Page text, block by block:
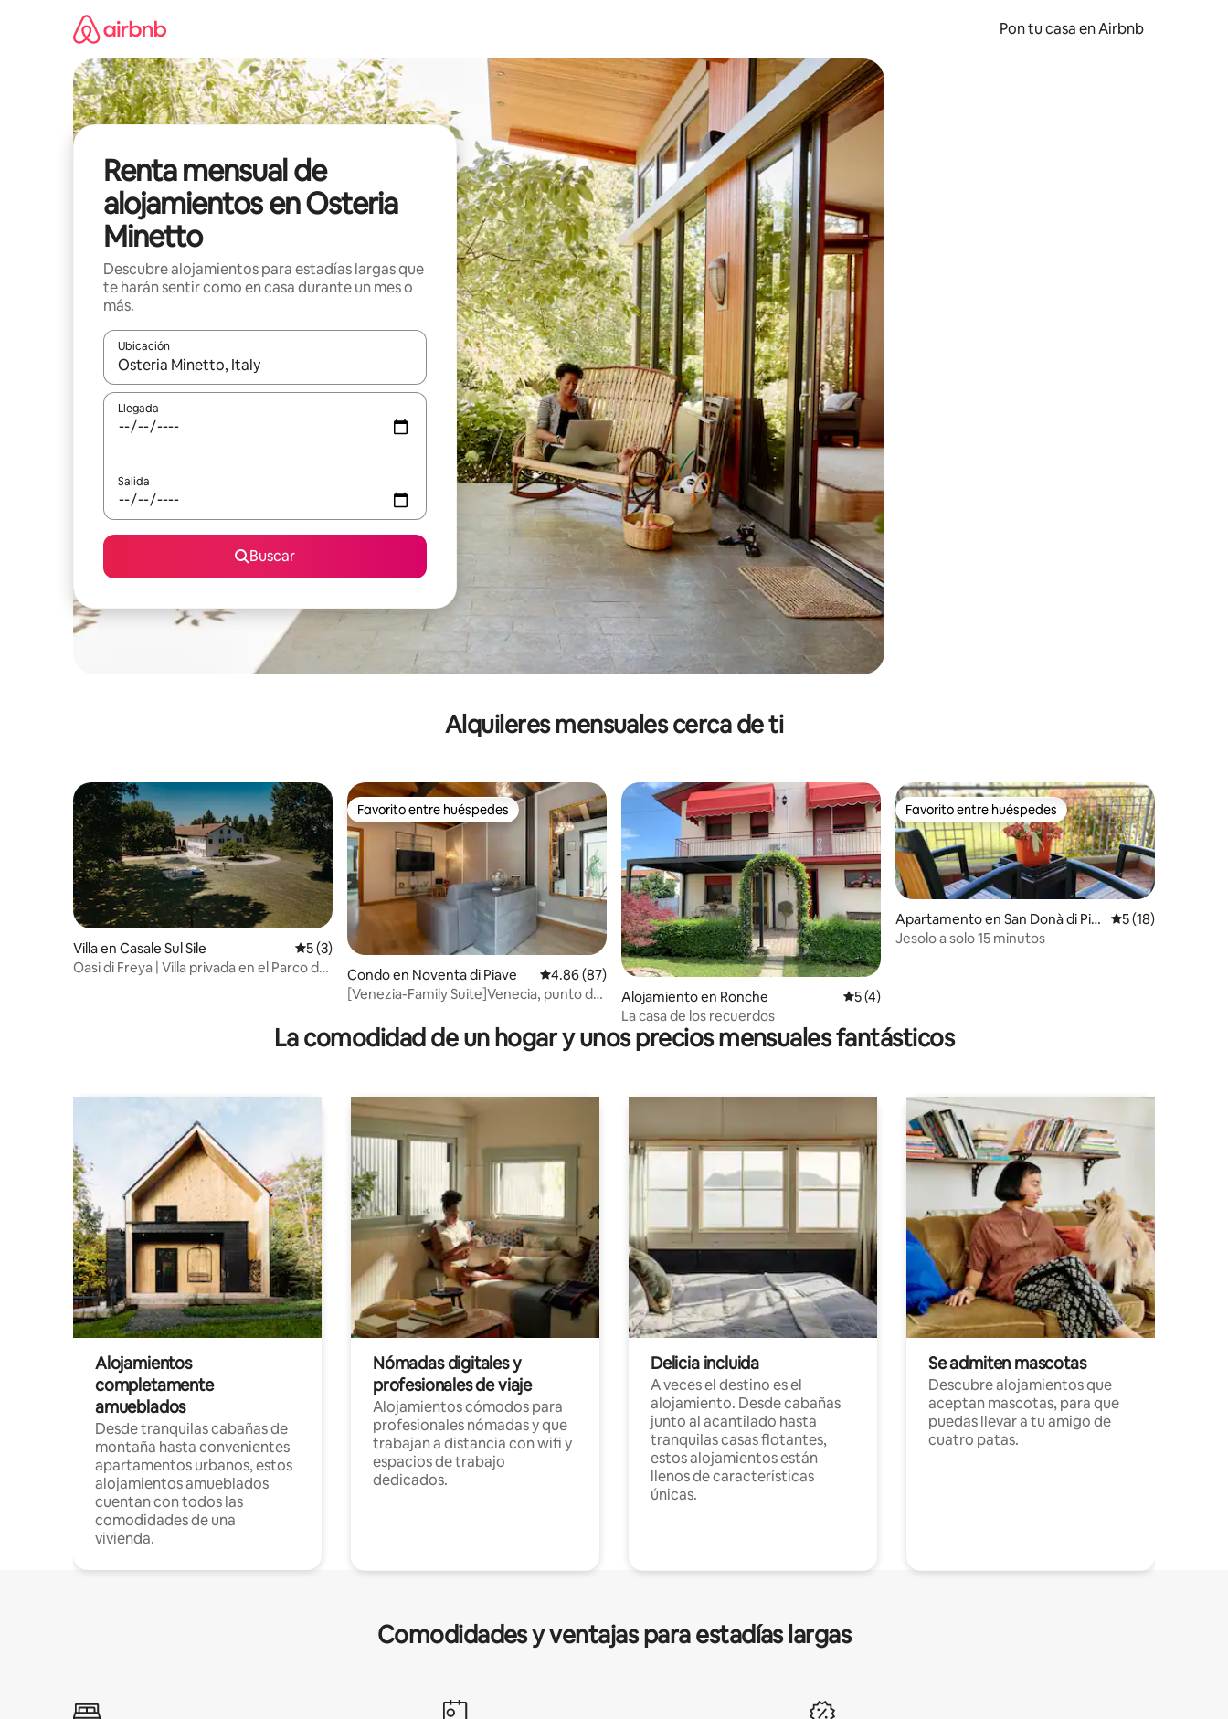
Pon tu casa en Airbnb
Renta mensual de
alojamientos en Osteria
Minetto
Descubre alojamientos para estadías largas que
te harán sentir como en casa durante un mes o
más.
Ubicación
Cuando los resultados estén disponibles, navega con las teclas de flecha hacia arriba y hacia abajo o explora con el tacto o desliza el dedo.
Llegada
Salida
Buscar
Alquileres mensuales cerca de ti
Villa en Casale Sul Sile Calificación promedio: 5 de 5, 3 reseñas
5 (3)
Oasi di Freya | Villa privada en el Parco del
Favorito entre huéspedes
Favorito entre huéspedes
Condo en Noventa di Piave Calificación promedio: 4.86 de 5, 87 reseñas
4.86 (87)
[Venezia-Family Suite]Venecia, punto de
Alojamiento en Ronche Calificación promedio: 5 de 5, 4 reseñas
5 (4)
La casa de los recuerdos
Favorito entre huéspedes
Favorito entre huéspedes
Apartamento en San Donà di Pia
ve
Calificación
5 (18)
Jesolo a solo 15 minutos
La comodidad de un hogar y unos precios mensuales fantásticos
Alojamientos
completamente
amueblados
Desde tranquilas cabañas de
montaña hasta convenientes
apartamentos urbanos, estos
alojamientos amueblados
cuentan con todos las
comodidades de una
vivienda.
Nómadas digitales y
profesionales de viaje
Alojamientos cómodos para
profesionales nómadas y que
trabajan a distancia con wifi y
espacios de trabajo
dedicados.
Delicia incluida
A veces el destino es el
alojamiento. Desde cabañas
junto al acantilado hasta
tranquilas casas flotantes,
estos alojamientos están
llenos de características
únicas.
Se admiten mascotas
Descubre alojamientos que
aceptan mascotas, para que
puedas llevar a tu amigo de
cuatro patas.
Comodidades y ventajas para estadías largas